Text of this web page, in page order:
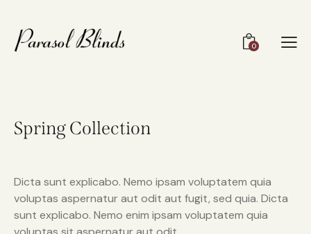
0
Spring Collection
Dicta sunt explicabo. Nemo ipsam voluptatem quia
voluptas aspernatur aut odit aut fugit, sed quia. Dicta
sunt explicabo. Nemo enim ipsam voluptatem quia